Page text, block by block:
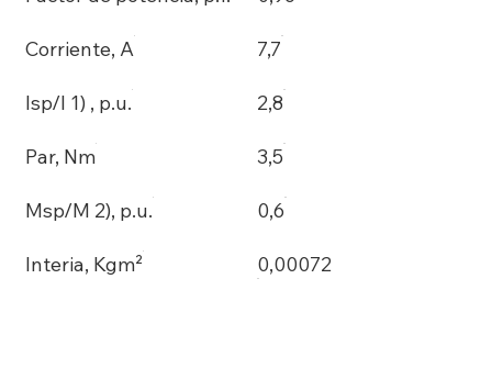
Corriente, A 7,7
Isp/I 1) , p.u. 2,8
Par, Nm 3,5
Msp/M 2), p.u. 0,6
Interia, Kgm² 0,00072